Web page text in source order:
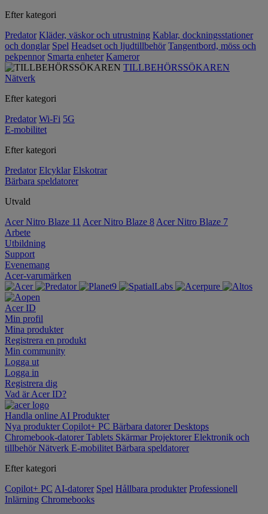
Efter kategori
Predator Kläder, väskor och utrustning Kablar, dockningsstationer
och donglar Spel Headset och ljudtillbehör Tangentbord, möss och
pekpennor Smarta enheter Kameror
TILLBEHÖRSSÖKAREN
Nätverk
Efter kategori
Predator Wi-Fi 5G
E-mobilitet
Efter kategori
Predator Elcyklar Elskotrar
Bärbara speldatorer
Utvald
Acer Nitro Blaze 11 Acer Nitro Blaze 8 Acer Nitro Blaze 7
Arbete
Utbildning
Support
Evenemang
Acer-varumärken
Acer ID
Min profil
Mina produkter
Registrera en produkt
Min community
Logga ut
Logga in
Registrera dig
Vad är Acer ID?
Handla online AI Produkter
Nya produkterCopilot+ PC Bärbara datorerDesktops
Chromebook-datorerTablets SkärmarProjektorerElektronik och
tillbehörNätverk E-mobilitet Bärbara speldatorer
Efter kategori
Copilot+ PC AI-datorer Spel Hållbara produkter Professionell
Inlärning Chromebooks